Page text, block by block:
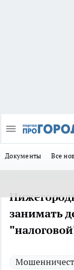
Документы Все
занимать